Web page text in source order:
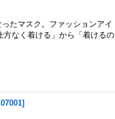
たマスク。ファッションアイ
なく着ける」から「着けるの
]